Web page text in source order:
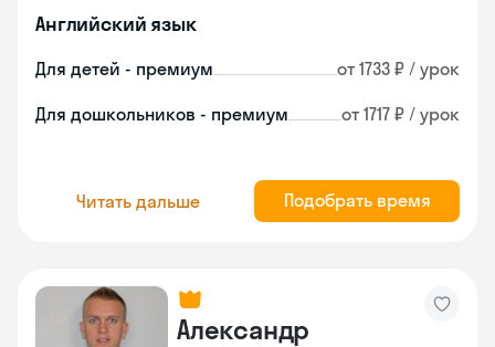
Английский язык
Для детей - премиум от 1733 ₽ / урок
Для дошкольников - премиум от 1717 ₽ / урок
Читать дальше Подобрать время
Александр